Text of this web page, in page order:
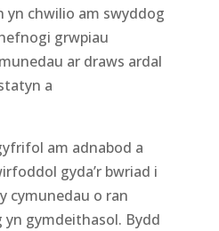
yn chwilio am swyddog
grwpiau
ar draws ardal
a
am adnabod a
gyda’r bwriad i
cymunedau o ran
yn gymdeithasol. Bydd